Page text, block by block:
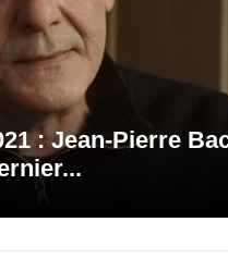
: Jean-Pierre